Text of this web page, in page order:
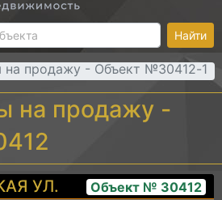
Найти
1-к квартиры на продажу - Объект №30412
на продажу -
УЛ. Объект № 30412